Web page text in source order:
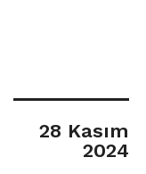
28 Kasım
2024